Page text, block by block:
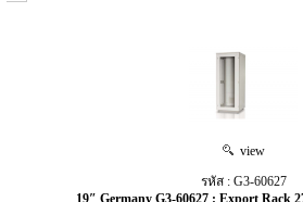
view
รหัส : G3-60627
19″ Germany G3-60627 : Export Rack